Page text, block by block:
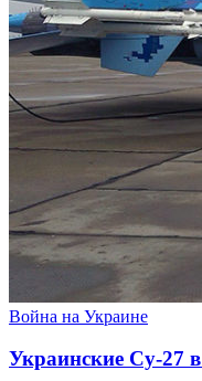
Война на Украине
Украинские Су-27